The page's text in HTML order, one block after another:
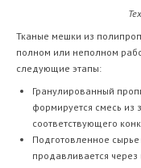
Тканые мешки из
полном или неполном
следующие этапы:
Гранулированный
формируется смесь из
соответствующего
Подготовленное сырье
продавливается